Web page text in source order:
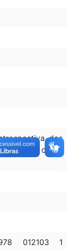
dos
acesse o ato
012103 1